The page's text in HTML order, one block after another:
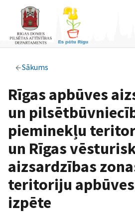
Sākums
Rīgas apbūves
un
pieminekļu
un Rīgas
aizsardzības
teritoriju
izpēte